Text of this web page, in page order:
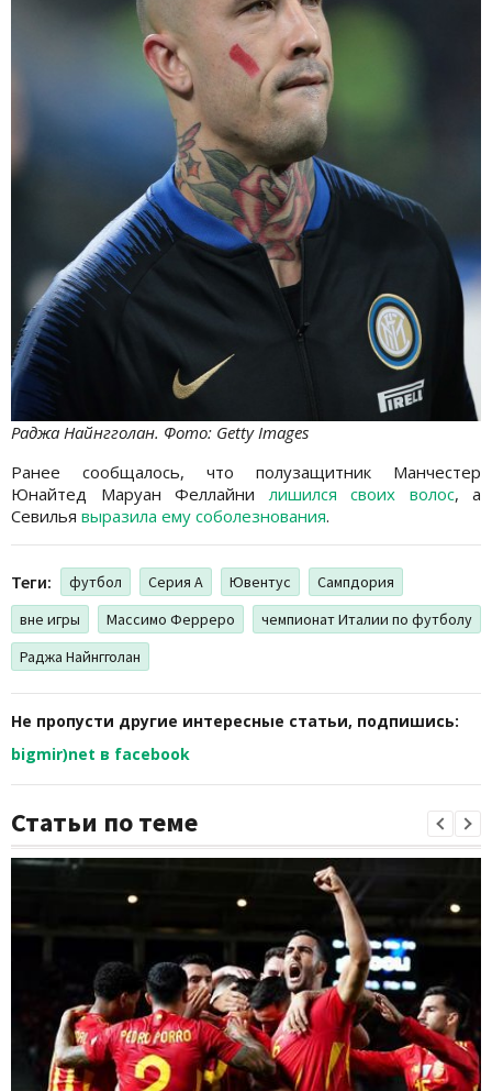
Раджа Найнгголан. Фото: Getty Images
Ранее сообщалось, что полузащитник Манчестер
Юнайтед Маруан Феллайни лишился своих волос, а
Севилья выразила ему соболезнования.
Теги: футбол Серия А Ювентус
Сампдория
вне игры
Массимо Ферреро
чемпионат Италии по футболу
Раджа Найнгголан
Не пропусти другие интересные статьи, подпишись:
bigmir)net в facebook
Статьи по теме